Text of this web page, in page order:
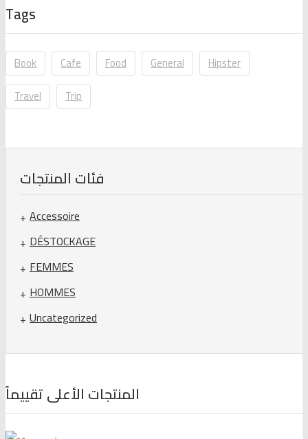
Tags
Book Cafe Food General
Hipster
Travel
Trip
فئات المنتجات
Accessoire
DÉSTOCKAGE
FEMMES
HOMMES
Uncategorized
المنتجات الأعلى تقييماً